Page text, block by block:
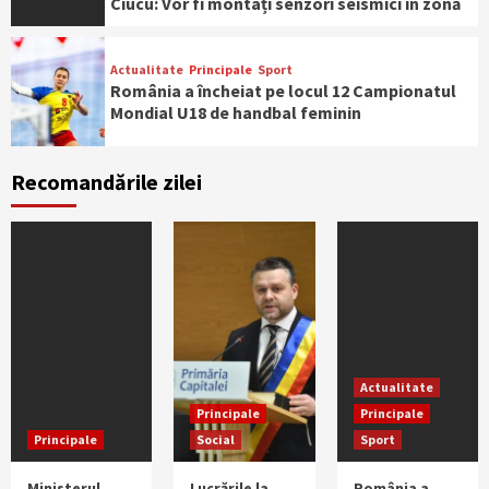
Actualitate Principale Sport
România a încheiat pe locul 12 Campionatul
Mondial U18 de handbal feminin
Încă un lot din Autostrada Transilvania se
Alegerea editorului
Vești de pe Autostrada Unirii A8: lucrările au
început în forță pe sectorul montan
Actualitate Principale
Se schimbă taxarea pe drumurile din
România. De când se aplică noile tarife
pentru rovinietă și TollRo
Recomandările zilei
Principale
Principale
Social
Actualitate
Principale
Sport